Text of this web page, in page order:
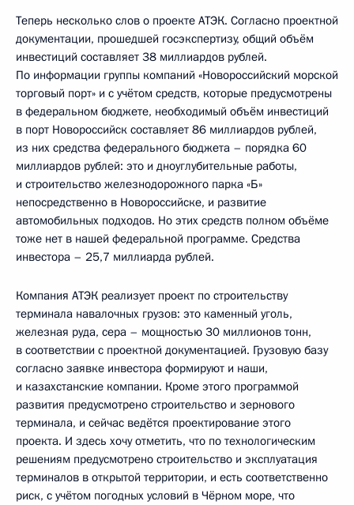
Теперь несколько слов о проекте АТЭК. Согласно проектной
документации, прошедшей госэкспертизу, общий объём
инвестиций составляет 38 миллиардов рублей.
По информации группы компаний «Новороссийский морской
торговый порт» и с учётом средств, которые предусмотрены
в федеральном бюджете, необходимый объём инвестиций
в порт Новороссийск составляет 86 миллиардов рублей,
из них средства федерального бюджета – порядка 60
миллиардов рублей: это и дноуглубительные работы,
и строительство железнодорожного парка «Б»
непосредственно в Новороссийске, и развитие
автомобильных подходов. Но этих средств полном объёме
тоже нет в нашей федеральной программе. Средства
инвестора – 25,7 миллиарда рублей.
Компания АТЭК реализует проект по строительству
терминала навалочных грузов: это каменный уголь,
железная руда, сера – мощностью 30 миллионов тонн,
в соответствии с проектной документацией. Грузовую базу
согласно заявке инвестора формируют и наши,
и казахстанские компании. Кроме этого программой
развития предусмотрено строительство и зернового
терминала, и сейчас ведётся проектирование этого
проекта. И здесь хочу отметить, что по технологическим
решениям предусмотрено строительство и эксплуатация
терминалов в открытой территории, и есть соответственно
риск, с учётом погодных условий в Чёрном море, что